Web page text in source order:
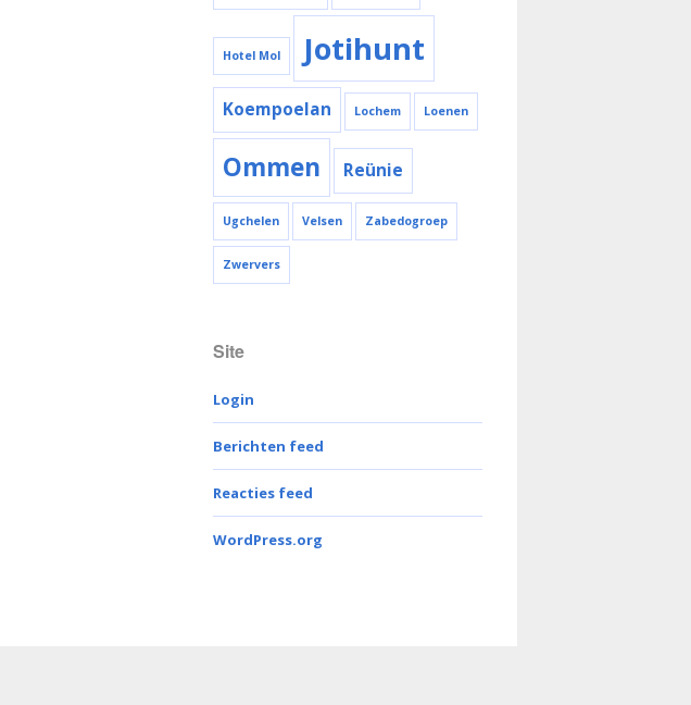
Hotel Mol Jotihunt
Koempoelan Lochem Loenen
Ommen Reünie
Ugchelen Velsen Zabedogroep
Zwervers
Site
Login
Berichten feed
Reacties feed
WordPress.org